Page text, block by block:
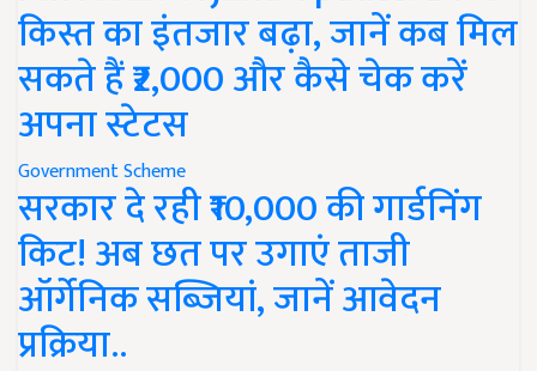
किस्त का इंतजार बढ़ा, जानें कब मिल
सकते हैं ₹2,000 और कैसे चेक करें
अपना स्टेटस
Government Scheme
सरकार दे रही ₹10,000 की गार्डनिंग
किट! अब छत पर उगाएं ताजी
ऑर्गेनिक सब्जियां, जानें आवेदन
प्रक्रिया..